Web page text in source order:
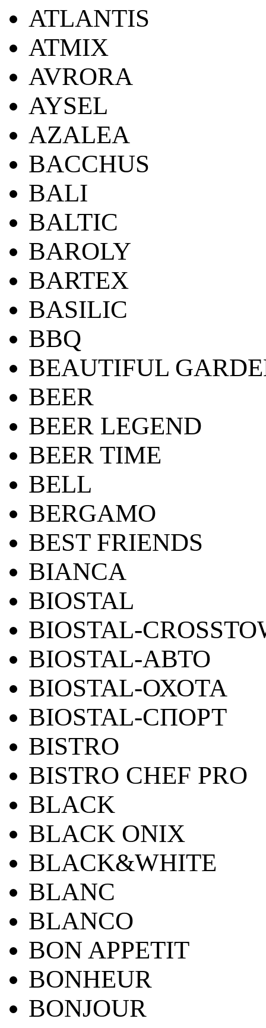
ATLANTIS
ATMIX
AVRORA
AYSEL
AZALEA
BACCHUS
BALI
BALTIC
BAROLY
BARTEX
BASILIC
BBQ
BEAUTIFUL
BEER
BEER LEGEND
BEER TIME
BELL
BERGAMO
BEST FRIENDS
BIANCA
BIOSTAL
BIOSTAL-
BIOSTAL-АВТО
BIOSTAL-ОХОТА
BIOSTAL-СПОРТ
BISTRO
BISTRO CHEF PRO
BLACK
BLACK ONIX
BLACK&WHITE
BLANC
BLANCO
BON APPETIT
BONHEUR
BONJOUR